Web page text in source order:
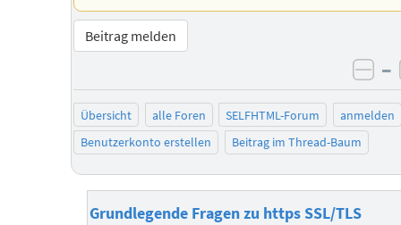
Beitrag melden
–
Übersicht alle Foren SELFHTML-Forum
anmelden
Benutzerkonto erstellen
Beitrag im Thread-Baum
Grundlegende Fragen zu https SSL/TLS